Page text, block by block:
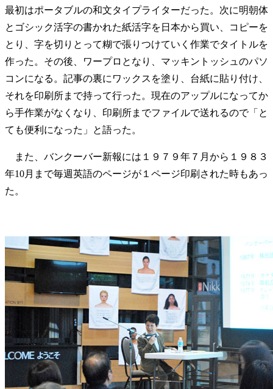
最初はポータブルの和文タイプライターだった。次に明朝体
とゴシック活字の書かれた紙活字を日本から買い、コピーを
とり、字を切りとって糊で張りつけていく作業でタイトルを
作った。その後、ワープロとなり、マッキントッシュのパソ
コンになる。記事の裏にワックスを塗り、台紙に貼り付け、
それを印刷所まで持って行った。現在のアップルになってか
ら手作業がなくなり、印刷所までファイルで送れるので「と
ても便利になった」と語った。
また、バンクーバー新報には１９７９年７月から１９８３
年10月まで毎週英語のページが１ページ印刷された時もあっ
た。